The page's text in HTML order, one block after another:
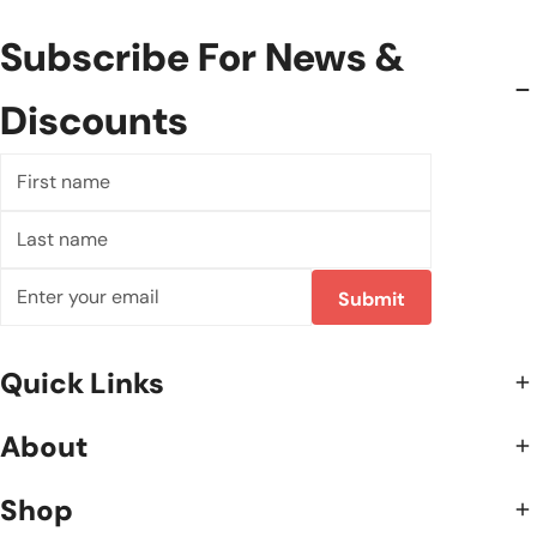
Subscribe For News &
Discounts
name
name
mail
Submit
Quick Links
About
Shop